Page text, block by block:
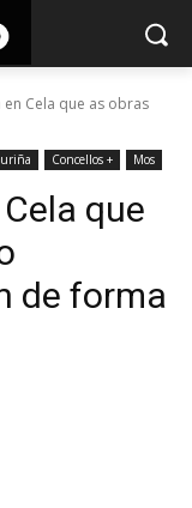
Cela que as obras
Concellos + Mos
que
de forma